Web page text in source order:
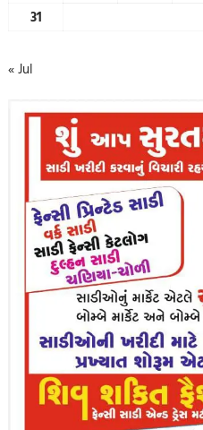
31
« Jul